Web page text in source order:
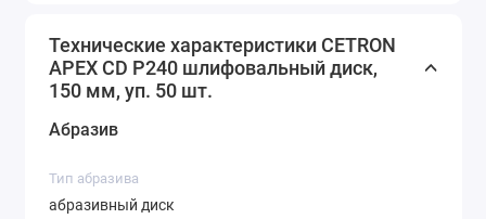
Технические характеристики CETRON
APEX CD P240 шлифовальный диск,
150 мм, уп. 50 шт.
Абразив
Тип абразива
абразивный диск